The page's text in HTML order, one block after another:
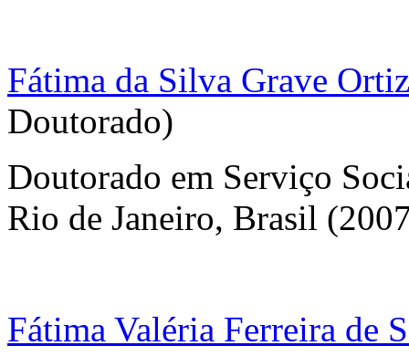
Fátima da Silva Grave Ortiz
Doutorado)
Doutorado em Serviço
Rio de Janeiro, Brasil
Fátima Valéria Ferreira de